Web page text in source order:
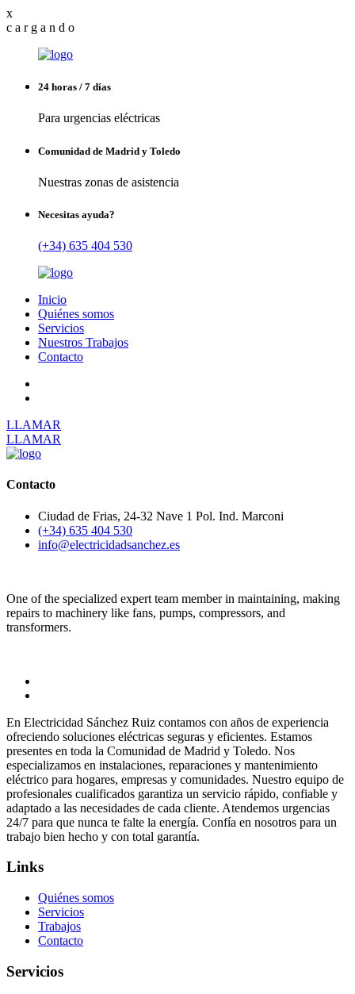
x
c a r g a n d o
24 horas / 7 días
Para urgencias eléctricas
Comunidad de Madrid y Toledo
Nuestras zonas de asistencia
Necesitas ayuda?
(+34) 635 404 530
Inicio
Quiénes somos
Servicios
Nuestros Trabajos
Contacto
LLAMAR
LLAMAR
Contacto
Ciudad de Frias, 24-32 Nave 1 Pol. Ind. Marconi
(+34) 635 404 530
info@electricidadsanchez.es
One of the specialized expert team member in maintaining, making
repairs to machinery like fans, pumps, compressors, and
transformers.
En Electricidad Sánchez Ruiz contamos con años de experiencia
ofreciendo soluciones eléctricas seguras y eficientes. Estamos
presentes en toda la Comunidad de Madrid y Toledo. Nos
especializamos en instalaciones, reparaciones y mantenimiento
eléctrico para hogares, empresas y comunidades. Nuestro equipo de
profesionales cualificados garantiza un servicio rápido, confiable y
adaptado a las necesidades de cada cliente. Atendemos urgencias
24/7 para que nunca te falte la energía. Confía en nosotros para un
trabajo bien hecho y con total garantía.
Links
Quiénes somos
Servicios
Trabajos
Contacto
Servicios